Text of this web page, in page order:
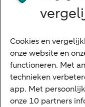
Digitale
Internet
ABN AMRO app
Tikkie
Cookies en
onze website en
functioneren. Met
technieken
app. Met
onze 10 partners